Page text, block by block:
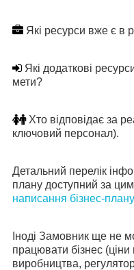
Які ресурси вже є в
Які додаткові
мети?
Хто відповідає за
ключовий персонал).
Детальний перелік
плану доступний за
написання бізнес-плану
Іноді Замовник ще не
працювати бізнес (ціни
виробництва,